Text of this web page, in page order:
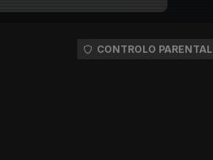
CONTROLO